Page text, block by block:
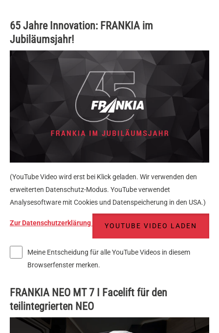
65 Jahre Innovation: FRANKIA im
Jubiläumsjahr!
(YouTube Video wird erst bei Klick geladen. Wir verwenden den
erweiterten Datenschutz-Modus. YouTube verwendet
Analysesoftware mit Cookies und Datenspeicherung in den USA.)
Zur Datenschutzerklärung YOUTUBE VIDEO LADEN
Meine Entscheidung für alle YouTube Videos in diesem
Browserfenster merken.
FRANKIA NEO MT 7 I Facelift für den
teilintegrierten NEO